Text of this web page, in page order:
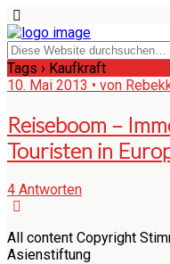
Tags › Kaufkraft
10. Mai 2013 • von
Reiseboom –
Touristen in
4 Antworten
All content Copyright
Asienstiftung